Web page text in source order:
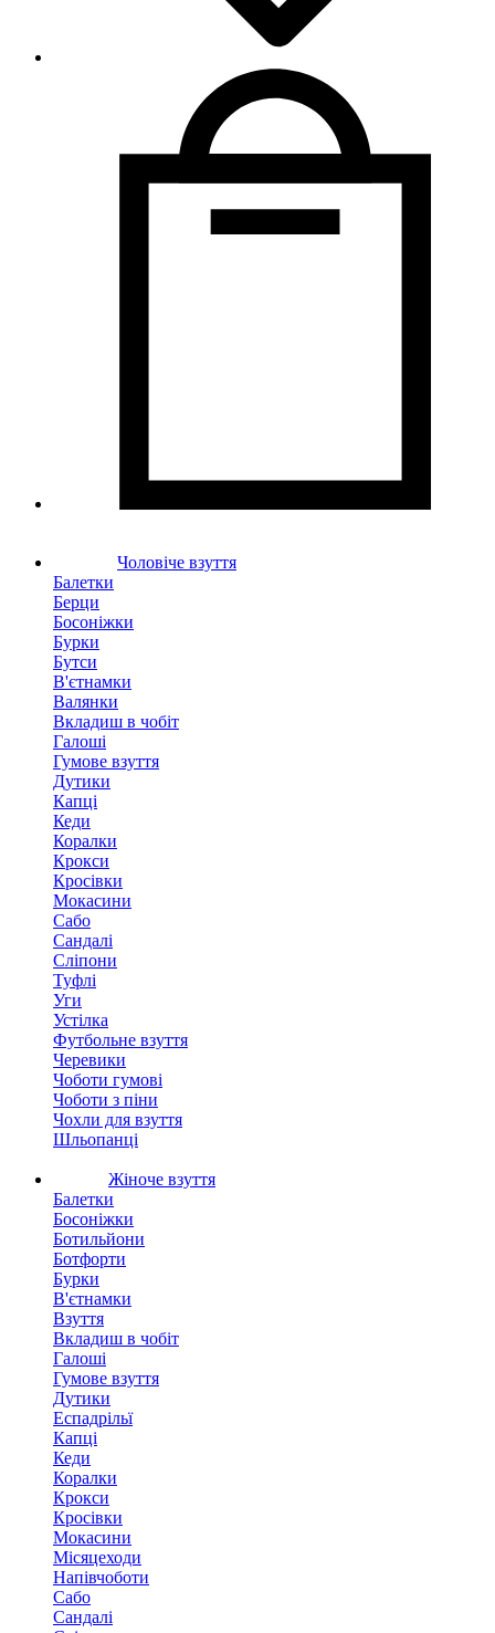
Чоловіче взуття
Балетки
Берци
Босоніжки
Бурки
Бутси
В'єтнамки
Валянки
Вкладиш в чобіт
Галоші
Гумове взуття
Дутики
Капці
Кеди
Коралки
Крокси
Кросівки
Мокасини
Сабо
Сандалі
Сліпони
Туфлі
Уги
Устілка
Футбольне взуття
Черевики
Чоботи гумові
Чоботи з піни
Чохли для взуття
Шльопанці
Жіноче взуття
Балетки
Босоніжки
Ботильйони
Ботфорти
Бурки
В'єтнамки
Взуття
Вкладиш в чобіт
Галоші
Гумове взуття
Дутики
Еспадрільї
Капці
Кеди
Коралки
Крокси
Кросівки
Мокасини
Місяцеходи
Напівчоботи
Сабо
Сандалі